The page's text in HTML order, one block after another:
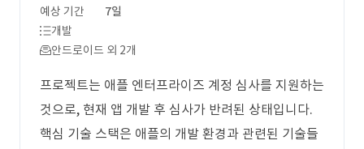
예상 기간
7일
개발
안드로이드 외 2개
프로젝트는 애플 엔터프라이즈 계정 심사를 지원하는
것으로, 현재 앱 개발 후 심사가 반려된 상태입니다.
핵심 기술 스택은 애플의 개발 환경과 관련된 기술들